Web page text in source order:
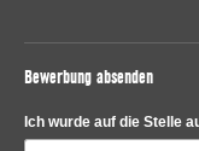
Bewerbung absenden
Ich wurde auf die Stelle